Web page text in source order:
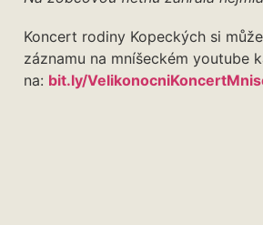
Koncert rodiny Kopeckých si
záznamu na mníšeckém youtube
na: bit.ly/